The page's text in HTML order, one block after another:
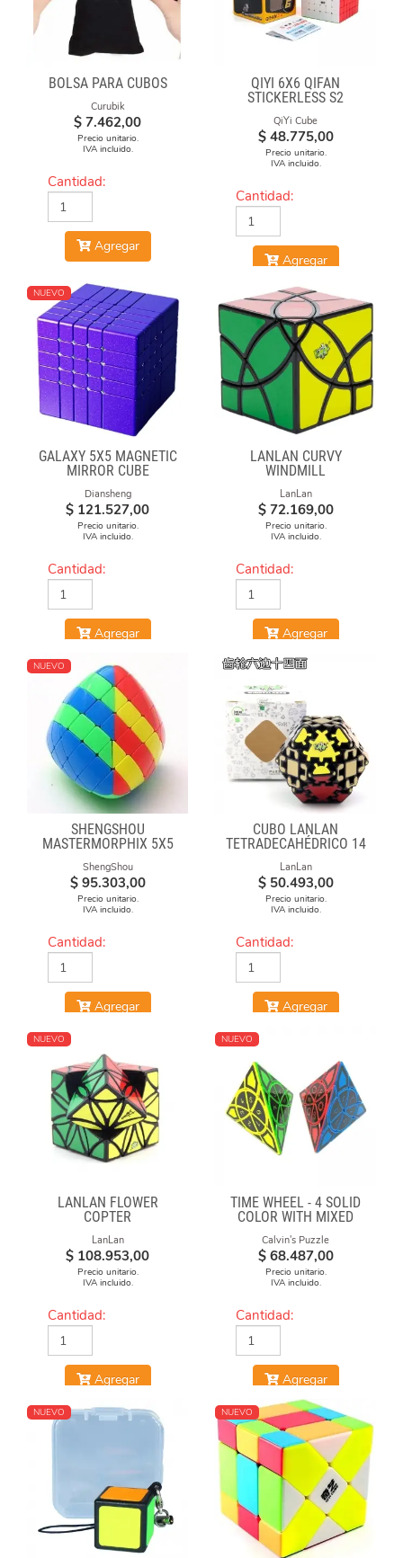
BOLSA PARA CUBOS
Curubik
$ 7.462,00
Precio unitario.
IVA incluido.
Cantidad:
Agregar
QIYI 6X6 QIFAN
STICKERLESS S2
QiYi Cube
$ 48.775,00
Precio unitario.
IVA incluido.
Cantidad:
Agregar
NUEVO
GALAXY 5X5 MAGNETIC
MIRROR CUBE
Diansheng
$ 121.527,00
Precio unitario.
IVA incluido.
Cantidad:
Agregar
LANLAN CURVY
WINDMILL
LanLan
$ 72.169,00
Precio unitario.
IVA incluido.
Cantidad:
Agregar
NUEVO
SHENGSHOU
MASTERMORPHIX 5X5
STICKERLESS
ShengShou
$ 95.303,00
Precio unitario.
IVA incluido.
Cantidad:
Agregar
CUBO LANLAN
TETRADECAHÉDRICO 14
FACES GEAR CUBE
BLACK
LanLan
$ 50.493,00
Precio unitario.
IVA incluido.
Cantidad:
Agregar
NUEVO
LANLAN FLOWER
COPTER
LanLan
$ 108.953,00
Precio unitario.
IVA incluido.
Cantidad:
Agregar
NUEVO
TIME WHEEL - 4 SOLID
COLOR WITH MIXED
NUMBERS STICKERS
(MOD)
Calvin's Puzzle
$ 68.487,00
Precio unitario.
IVA incluido.
Cantidad:
Agregar
NUEVO NUEVO